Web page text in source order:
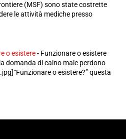
(MSF) sono state costrette
le attività mediche presso
o esistere- Funzionare o esistere
domanda di caino male perdono
o esistere?” questa